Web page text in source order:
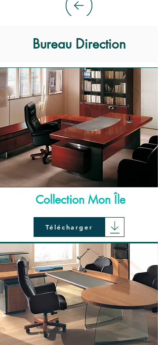
Bureau Direction
Collection Mon Île
Télécharger